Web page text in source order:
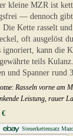
kleine MZR ist
— dennoch
Die Kette rasselt
oft ausgelöst
ignoriert, kann die
teils
und Spanner rund
Rasseln vorne am
Leistung, rauer
€
Steuerkettensatz